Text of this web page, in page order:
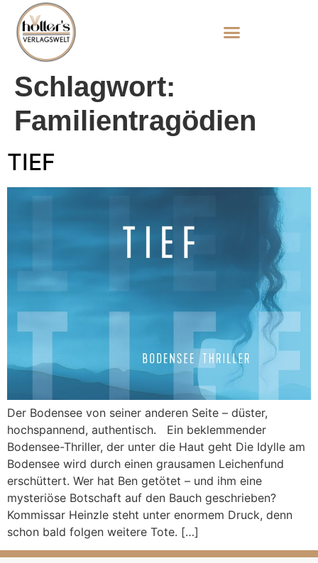
Schlagwort:
Familientragödien
TIEF
Der Bodensee von seiner anderen Seite – düster,
hochspannend, authentisch. Ein beklemmender
Bodensee-Thriller, der unter die Haut geht Die Idylle am
Bodensee wird durch einen grausamen Leichenfund
erschüttert. Wer hat Ben getötet – und ihm eine
mysteriöse Botschaft auf den Bauch geschrieben?
Kommissar Heinzle steht unter enormem Druck, denn
schon bald folgen weitere Tote. […]